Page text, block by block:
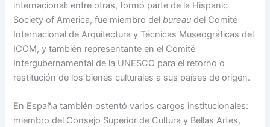
internacional: entre otras, formó parte de la Hispanic
Society of America, fue miembro delbureau del Comité
Internacional de Arquitectura y Técnicas Museográficas del
ICOM, y también representante en el Comité
Intergubernamental de la UNESCO para el retorno o
restitución de los bienes culturales a sus países de origen.
En España también ostentó varios cargos institucionales:
miembro del Consejo Superior de Cultura y Bellas Artes,